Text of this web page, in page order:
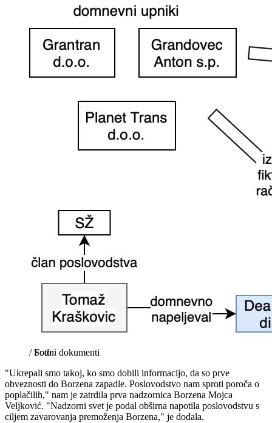
/Sodni dokumenti
"Ukrepali smo takoj, ko smo dobili informacijo, da so prve
obveznosti do Borzena zapadle. Poslovodstvo nam sproti poroča o
poplačilih," nam je zatrdila prva nadzornica Borzena Mojca
Veljković. "Nadzorni svet je podal obširna napotila poslovodstvu s
ciljem zavarovanja premoženja Borzena," je dodala.